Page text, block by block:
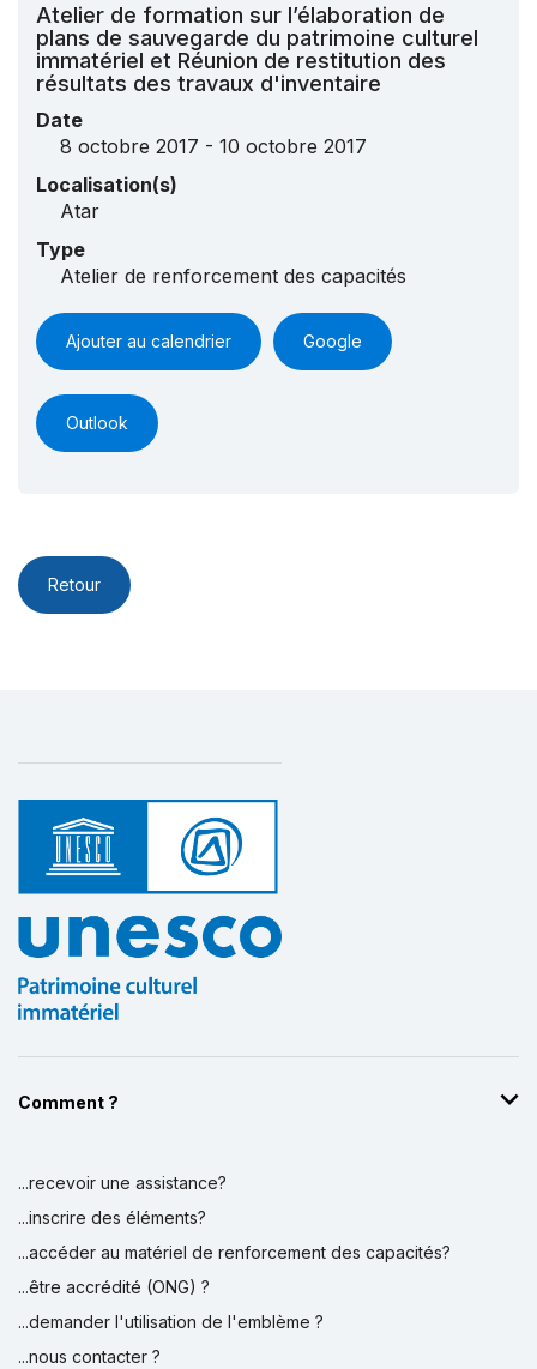
Atelier de formation sur l’élaboration de
plans de sauvegarde du patrimoine culturel
immatériel et Réunion de restitution des
résultats des travaux d'inventaire
Date
8 octobre 2017 - 10 octobre 2017
Localisation(s)
Atar
Type
Atelier de renforcement des capacités
Ajouter au calendrier Google
Outlook
Retour
Comment ?
...recevoir une assistance?
...inscrire des éléments?
...accéder au matériel de renforcement des capacités?
...être accrédité (ONG) ?
...demander l'utilisation de l'emblème ?
...nous contacter ?